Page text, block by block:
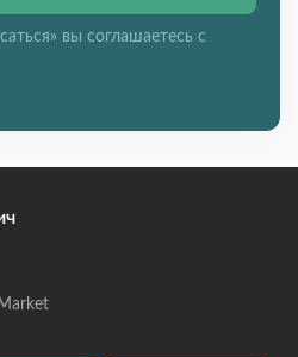
вы соглашаетесь с